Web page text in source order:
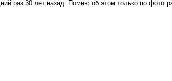
раз 30 лет назад. Помню об этом только по